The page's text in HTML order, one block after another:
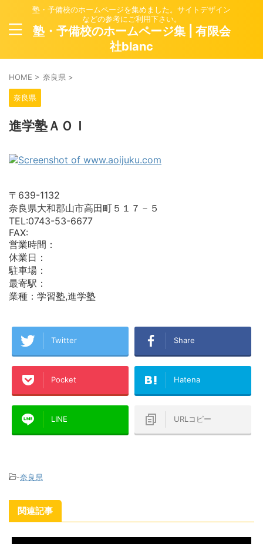
塾・予備校のホームページを集めました。サイトデザイン
などの参考にご利用下さい。
塾・予備校のホームページ集 | 有限会
社blanc
HOME > 奈良県 >
奈良県
進学塾ＡＯＩ
〒639-1132
奈良県大和郡山市高田町５１７－５
TEL:0743-53-6677
FAX:
営業時間：
休業日：
駐車場：
最寄駅：
業種：学習塾,進学塾
Twitter Share
Pocket Hatena
LINE URLコピー
-奈良県
関連記事